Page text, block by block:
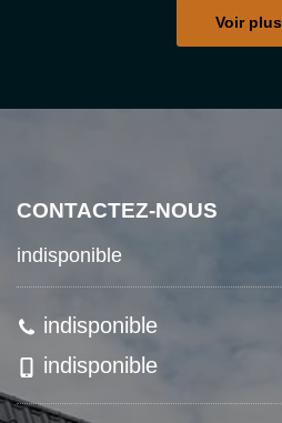
Voir plus
CONTACTEZ-NOUS
indisponible
indisponible
indisponible